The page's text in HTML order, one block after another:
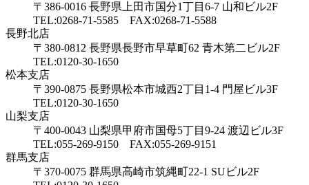
〒386-0016 長野県上田市国分1丁目6-7 山和ビル2F
TEL:0268-71-5585 FAX:0268-71-5588
長野北店
〒380-0812 長野県長野市早草町62 青木第二ビル2F
TEL:0120-30-1650
松本支店
〒390-0875 長野県松本市城西2丁目1-4 門屋ビル3F
TEL:0120-30-1650
山梨支店
〒400-0043 山梨県甲府市国母5丁目9-24 渡辺ビル3F
TEL:055-269-9150 FAX:055-269-9151
群馬支店
〒370-0075 群馬県高崎市筑縄町22-1 SUビル2F